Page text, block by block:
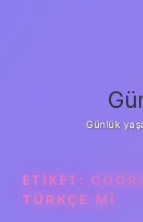
Günlük
ETIKET:
TÜRKÇE MI